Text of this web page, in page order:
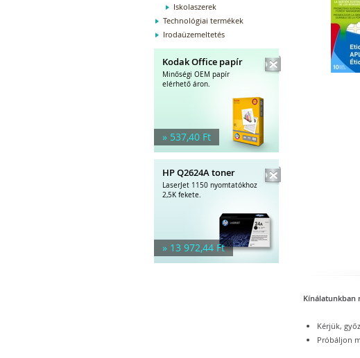
Iskolaszerek
Technológiai termékek
Irodaüzemeltetés
Kodak Office papír
Minőségi OEM papír
elérhető áron.
» 537,40 Ft
HP Q2624A toner
LaserJet 1150 nyomtatókhoz
2,5K fekete.
» 13 972,44 Ft
Kínálatunkban
Kérjük,
Próbáljon